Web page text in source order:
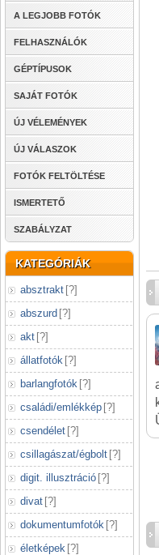
A LEGJOBB FOTÓK
FELHASZNÁLÓK
GÉPTÍPUSOK
SAJÁT FOTÓK
ÚJ VÉLEMÉNYEK
ÚJ VÁLASZOK
FOTÓK FELTÖLTÉSE
ISMERTETŐ
SZABÁLYZAT
KATEGÓRIÁK
absztrakt [?]
abszurd [?]
akt [?]
állatfotók [?]
barlangfotók [?]
családi/emlékkép [?]
csendélet [?]
csillagászat/égbolt [?]
digit. illusztráció [?]
divat [?]
dokumentumfotók [?]
életképek [?]